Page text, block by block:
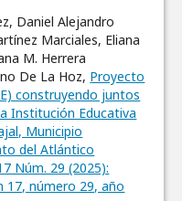
Daniel Alejandro
Marciales, Eliana
M. Herrera
De La Hoz, Proyecto
construyendo juntos
Institución Educativa
Municipio
del Atlántico
Núm. 29 (2025):
17, número 29, año